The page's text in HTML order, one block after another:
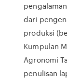
dari
produksi
Kumpulan
Agronomi
penulisan